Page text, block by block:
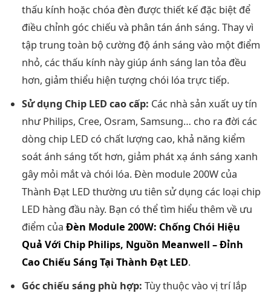
thấu kính hoặc chóa đèn được thiết kế đặc biệt để
điều chỉnh góc chiếu và phân tán ánh sáng. Thay vì
tập trung toàn bộ cường độ ánh sáng vào một điểm
nhỏ, các thấu kính này giúp ánh sáng lan tỏa đều
hơn, giảm thiểu hiện tượng chói lóa trực tiếp.
Sử dụng Chip LED cao cấp: Các nhà sản xuất uy tín
như Philips, Cree, Osram, Samsung… cho ra đời các
dòng chip LED có chất lượng cao, khả năng kiểm
soát ánh sáng tốt hơn, giảm phát xạ ánh sáng xanh
gây mỏi mắt và chói lóa. Đèn module 200W của
Thành Đạt LED thường ưu tiên sử dụng các loại chip
LED hàng đầu này. Bạn có thể tìm hiểu thêm về ưu
điểm củaĐèn Module 200W: Chống Chói Hiệu
Quả Với Chip Philips, Nguồn Meanwell – Đỉnh
Cao Chiếu Sáng Tại Thành Đạt LED.
Góc chiếu sáng phù hợp: Tùy thuộc vào vị trí lắp